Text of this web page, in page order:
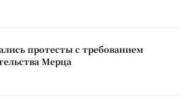
протесты с требованием
Мерца